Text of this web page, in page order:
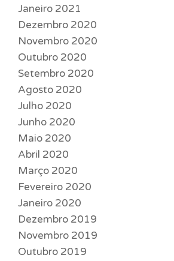
Janeiro 2021
Dezembro 2020
Novembro 2020
Outubro 2020
Setembro 2020
Agosto 2020
Julho 2020
Junho 2020
Maio 2020
Abril 2020
Março 2020
Fevereiro 2020
Janeiro 2020
Dezembro 2019
Novembro 2019
Outubro 2019